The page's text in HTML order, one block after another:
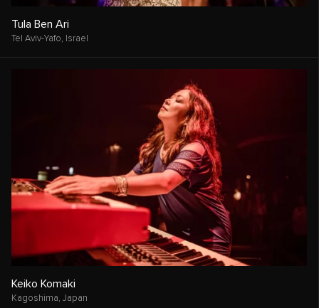
Tula Ben Ari
Tel Aviv-Yafo, Israel
Keiko Komaki
Kagoshima, Japan